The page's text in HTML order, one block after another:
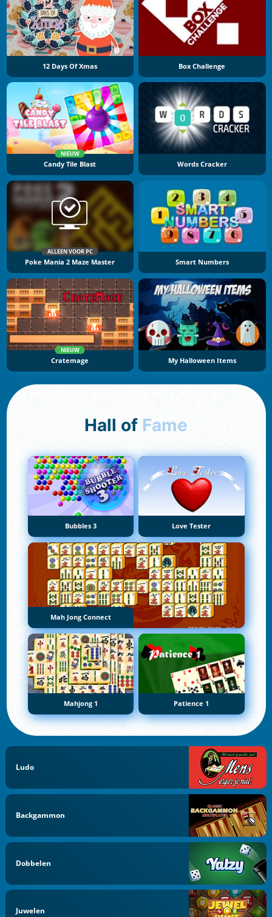
12 Days Of Xmas Box Challenge
NIEUW
Candy Tile Blast Words Cracker
ALLEEN VOOR PC
Poke Mania 2 Maze Master Smart Numbers
NIEUW
Cratemage My Halloween Items
Hall of Fame
Bubbles 3 Love Tester
Mah Jong Connect
Mahjong 1 Patience 1
Ludo
Backgammon
Dobbelen
Juwelen